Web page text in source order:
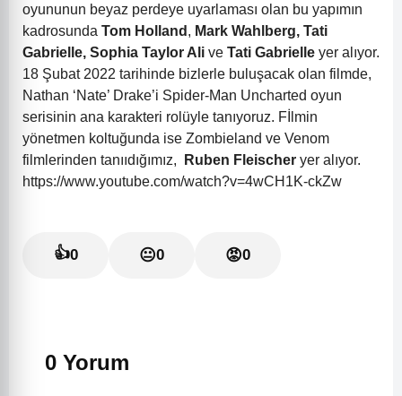
oyununun beyaz perdeye uyarlaması olan bu yapımın
kadrosunda Tom Holland , Mark Wahlberg, Tati
Gabrielle, Sophia Taylor Ali ve Tati Gabrielle yer alıyor.
18 Şubat 2022 tarihinde bizlerle buluşacak olan filmde,
Nathan ‘Nate’ Drake’i Spider-Man Uncharted oyun
serisinin ana karakteri rolüyle tanıyoruz. Fİlmin
yönetmen koltuğunda ise Zombieland ve Venom
filmlerinden tanııdığımız,
Ruben Fleischer yer alıyor.
https://www.youtube.com/watch?v=4wCH1K-ckZw
👍0 😐0 😡0
0 Yorum